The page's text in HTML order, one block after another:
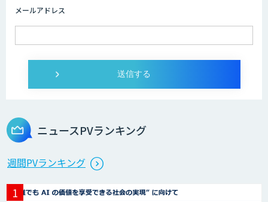
Wanderlust RAG コンシェルジュ
Dify開発支援
メールアドレス
ニュースPVランキング
週間PVランキング